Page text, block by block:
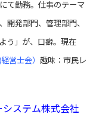
て勤務。仕事のテーマ
開発部門、管理部門、
う」が、口癖。現在
(経営士会） 趣味：市民レ
システム株式会社